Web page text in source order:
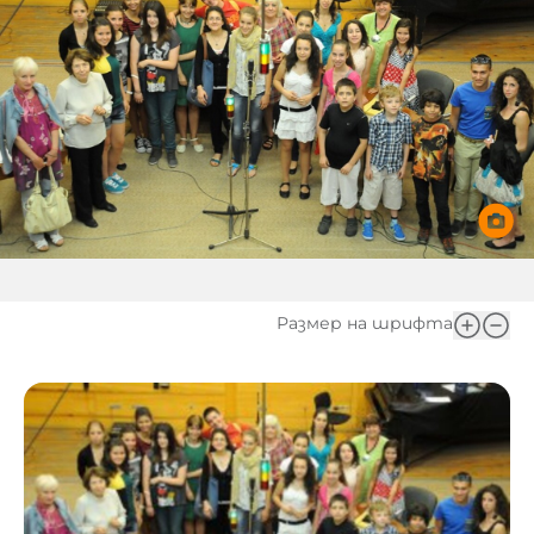
Фантазирай
Приказки
История на изкуството
Музикална кутийка
От соул до рокендрол
Къщата
Златната ябълка
Непознатите думи
Като Айнщайн
Игри
Кои сме ние?
За вас, родители
БНР
БНР Новини
Архивен фонд на БНР
Размер на шрифта